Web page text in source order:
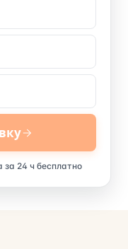
за 24 ч бесплатно